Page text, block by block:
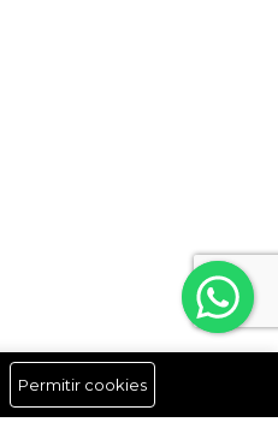
Síguenos
Permitir cookies